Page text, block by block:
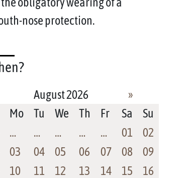
nose protection.
»
August 2026
Mo
Tu We Th Fr Sa
Su
… … … … … 01
02
03 04 05 06 07 08
09
10 11 12 13 14 15
16